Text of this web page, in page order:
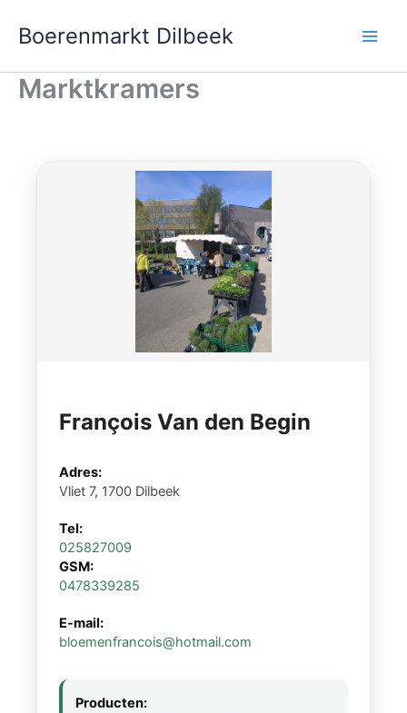
naar
inhoud
Boerenmarkt Dilbeek
Marktkramers
François Van den Begin
Adres:
Vliet 7, 1700 Dilbeek
Tel:
025827009
GSM:
0478339285
E-mail:
bloemenfrancois@hotmail.com
Producten: